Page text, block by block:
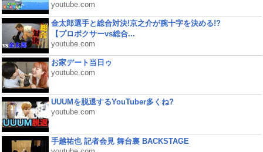
youtube.com
金太郎選手と総合対決!京之介が腕十字を決める!?
【プロボクサーvs総合...
youtube.com
お家デート当日ゥ
youtube.com
UUUMを脱退するYouTuber多くね?
youtube.com
手越祐也 記者会見 舞台裏 BACKSTAGE